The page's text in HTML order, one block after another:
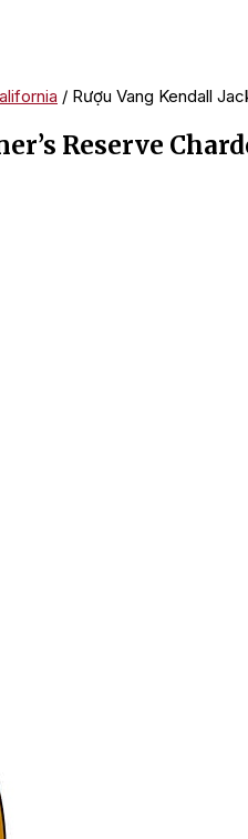
/ Rượu Vang Kendall
Reserve